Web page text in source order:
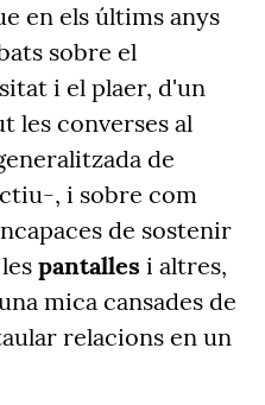
en els últims anys
sobre el
i el plaer, d'un
les converses al
de
, i sobre com
de sostenir
pantalles i altres,
mica cansades de
relacions en un